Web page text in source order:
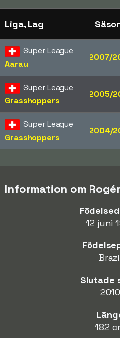
Liga, Lag
Super League
Aarau
2007/
Super League
Grasshoppers
2005/
Super League
Grasshoppers
2004/
Information om
12 juni
Brazil
Slutade
2010
182